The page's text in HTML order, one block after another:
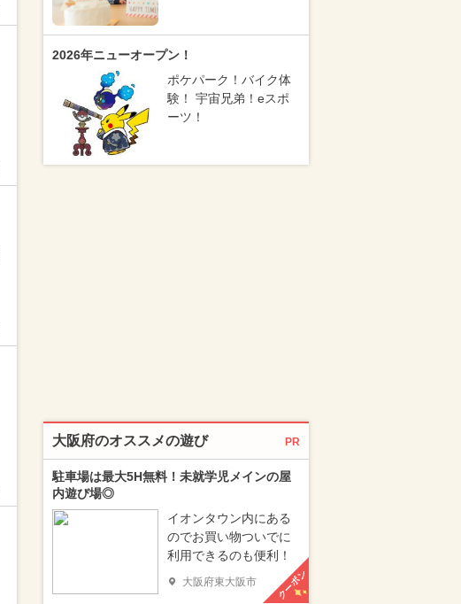
2026年ニューオープン！
ポケパーク！バイク体
験！ 宇宙兄弟！eスポ
ーツ！
大阪府のオススメの遊び PR
駐車場は最大5H無料！未就学児メインの屋
内遊び場◎
イオンタウン内にある
のでお買い物ついでに
利用できるのも便利！
大阪府東大阪市 クーポン